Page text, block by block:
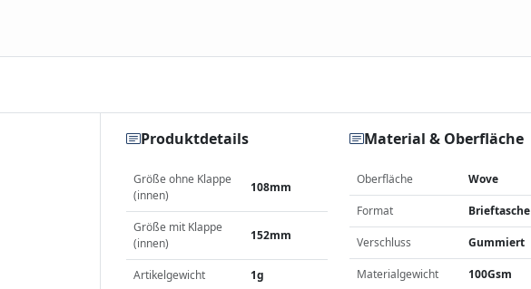
Produktdetails
Größe ohne Klappe
(innen)
108mm
Größe mit Klappe
(innen)
152mm
Artikelgewicht 1g
Material & Oberfläche
Oberfläche Wove
Format Brieftasche
Verschluss Gummiert
Materialgewicht 100Gsm